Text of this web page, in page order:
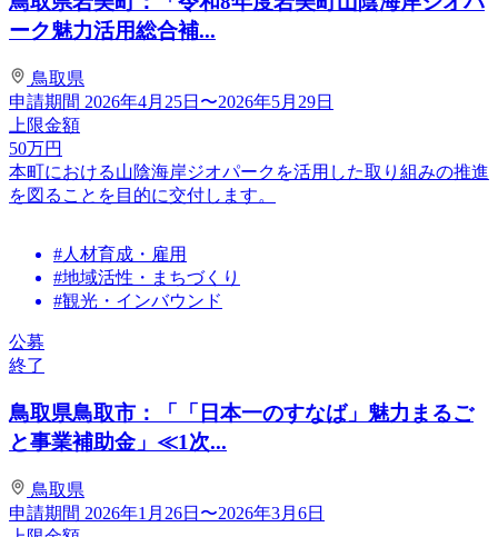
ーク魅力活用総合補...
鳥取県
申請期間 2026年4月25日〜2026年5月29日
上限金額
50万円
本町における山陰海岸ジオパークを活用した取り組みの推進
を図ることを目的に交付します。
#人材育成・雇用
#地域活性・まちづくり
#観光・インバウンド
公募
終了
鳥取県鳥取市：「「日本一のすなば」魅力まるご
と事業補助金」≪1次...
鳥取県
申請期間 2026年1月26日〜2026年3月6日